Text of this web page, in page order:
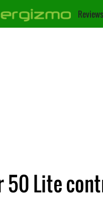
Reviews
50 Lite